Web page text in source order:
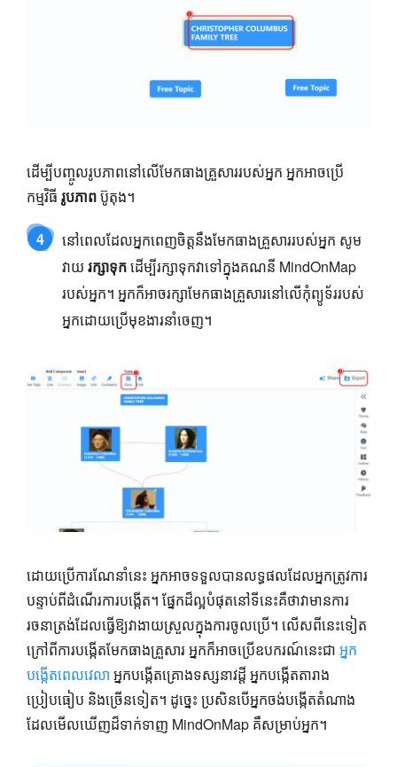
ដើម្បីបញ្ចូលរូបភាពនៅលើមែកធាងគ្រួសាររបស់អ្នក អ្នកអាចប្រើ
កម្មវិធី រូបភាពប៊ូតុង។
4
នៅពេលដែលអ្នកពេញចិត្តនឹងមែកធាងគ្រួសាររបស់អ្នក សូម
វាយ រក្សាទុកដើម្បីរក្សាទុកវាទៅក្នុងគណនី MindOnMap
របស់អ្នក។ អ្នកក៏អាចរក្សាមែកធាងគ្រួសារនៅលើកុំព្យូទ័ររបស់
អ្នកដោយប្រើមុខងារនាំចេញ។
ដោយប្រើការណែនាំនេះ អ្នកអាចទទួលបានលទ្ធផលដែលអ្នកត្រូវការ
បន្ទាប់ពីដំណើរការបង្កើត។ ផ្នែកដ៏ល្អបំផុតនៅទីនេះគឺថាវាមានការ
រចនាត្រង់ដែលធ្វើឱ្យវាងាយស្រួលក្នុងការចូលប្រើ។ លើសពីនេះទៀត
ក្រៅពីការបង្កើតមែកធាងគ្រួសារ អ្នកក៏អាចប្រើឧបករណ៍នេះជា អ្នក
បង្កើតពេលវេលា អ្នកបង្កើតគ្រោងទស្សនាវដ្តី អ្នកបង្កើតតារាង
ប្រៀបធៀប និងច្រើនទៀត។ ដូច្នេះ ប្រសិនបើអ្នកចង់បង្កើតតំណាង
ដែលមើលឃើញដ៏ទាក់ទាញ MindOnMap គឺសម្រាប់អ្នក។